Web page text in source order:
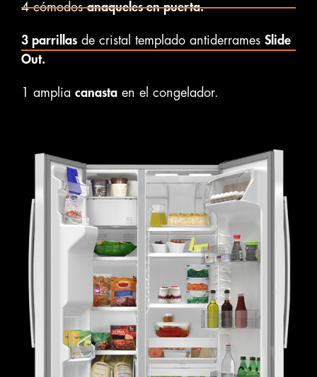
4 cómodosanaqueles en puerta.
3 parrillas de cristal templado antiderrames Slide
Out.
1 amplia canasta en el congelador.